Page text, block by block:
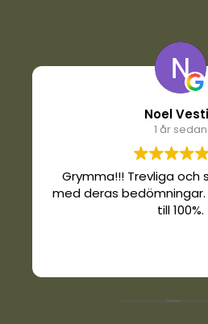
Noel
1 år sedan
Grymma!!! Trevliga och
med deras
till 100%.